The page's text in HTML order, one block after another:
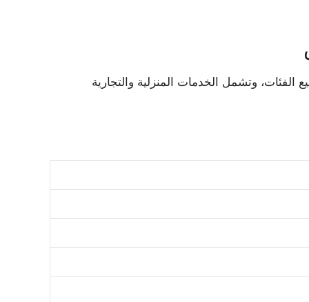
وتشمل الخدمات المنزلية والتجارية